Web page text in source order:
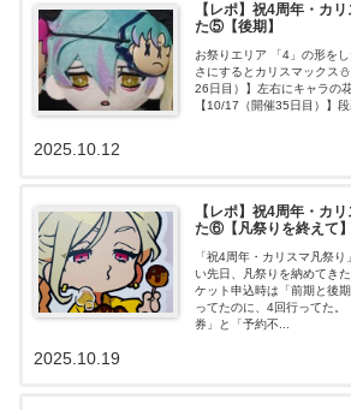
【レポ】祝4周年・カ
た⑤【後期】
お祭りエリア 「4」の形を
さにするとカリスマックス
26日目）】左右にキャラの
【10/17（開催35日目）】
2025.10.12
【レポ】祝4周年・カ
た⑥【凡祭りを終えて】
「祝4周年・カリスマ凡祭
い先日、凡祭りを納めてき
ケット申込時は「前期と後
ってたのに、4回行ってた。
券」と「予約不...
2025.10.19